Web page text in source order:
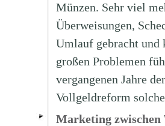
Münzen. Sehr viel
Überweisungen,
Umlauf gebracht und
großen Problemen
vergangenen Jahre
Vollgeldreform
Marketing zwischen